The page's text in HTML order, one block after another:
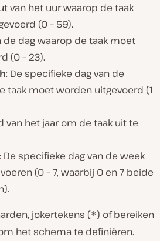
van het uur waarop de taak
(0 – 59).
de dag waarop de taak moet
(0 – 23).
: De specifieke dag van de
taak moet worden uitgevoerd (1
van het jaar om de taak uit te
: De specifieke dag van de week
(0 – 7, waarbij 0 en 7 beide
jokertekens (*) of bereiken
het schema te definiëren.